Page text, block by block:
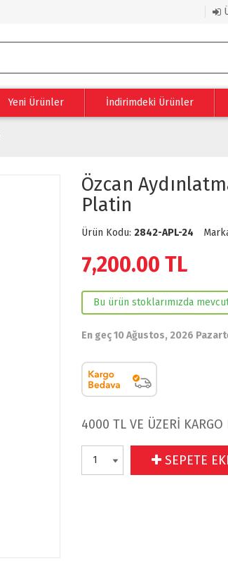
Yeni Ürünler İndirimdeki Ürünler
Özcan
Platin
Ürün Kodu: 2842-APL-24
7,200.00 TL
Bu ürün stoklarımızda
En geç 10 Ağustos, 2026
4000 TL VE ÜZERİ KARGO
SEPETE